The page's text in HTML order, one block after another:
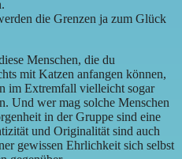
die Grenzen ja zum Glück
Menschen, die du
mit Katzen anfangen können,
im Extremfall vielleicht sogar
Und wer mag solche Menschen
in der Gruppe sind eine
und Originalität sind auch
gewissen Ehrlichkeit sich selbst